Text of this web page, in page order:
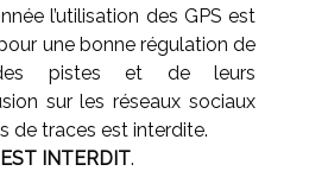
l’utilisation des GPS est
une bonne régulation de
des pistes et de leurs
sur les réseaux sociaux
de traces est interdite.
INTERDIT.